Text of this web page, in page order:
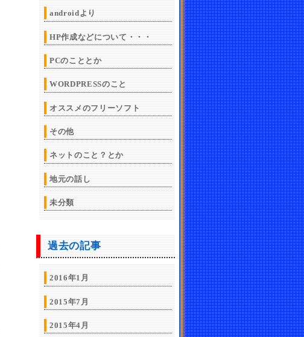
androidより
HP作成などについて・・・
PCのこととか
WORDPRESSのこと
オススメのフリーソフト
その他
ネットのこと？とか
地元の話し
未分類
過去の記事
2016年1月
2015年7月
2015年4月